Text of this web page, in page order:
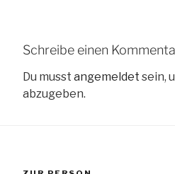
Schreibe einen
Du musst angemeldet sein,
abzugeben.